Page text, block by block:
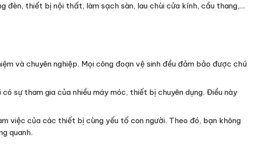
đèn, thiết bị nội thất, làm sạch sàn, lau chùi cửa kính, cầu thang,…
và chuyên nghiệp. Mọi công đoạn vệ sinh đều đảm bảo được chú
sự tham gia của nhiều máy móc, thiết bị chuyên dụng. Điều này
việc của các thiết bị cùng yếu tố con người. Theo đó, bạn không
quanh.